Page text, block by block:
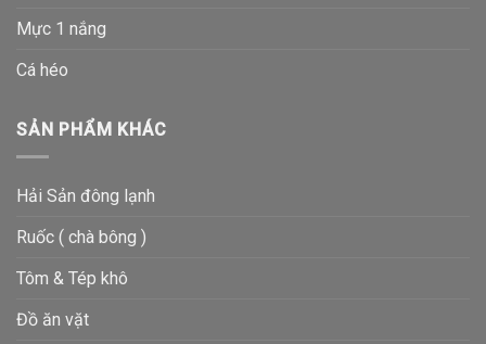
Mực 1 nắng
Cá héo
SẢN PHẨM KHÁC
Hải Sản đông lạnh
Ruốc ( chà bông )
Tôm & Tép khô
Đồ ăn vặt